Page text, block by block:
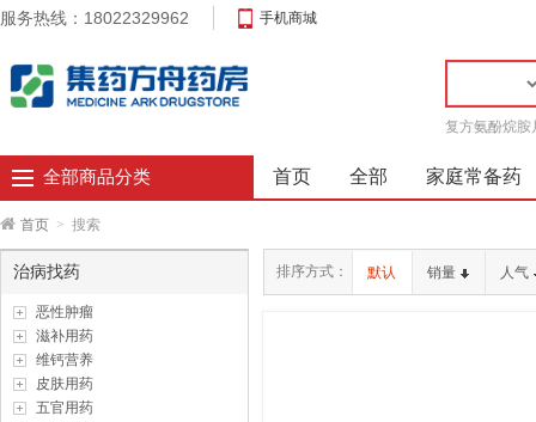
服务热线：18022329962 手机商城
复方氨酚烷胺
全部商品分类 首页 全部 家庭常备药
首页 > 搜索
治病找药
恶性肿瘤
滋补用药
维钙营养
皮肤用药
五官用药
排序方式： 默认 销量 人气